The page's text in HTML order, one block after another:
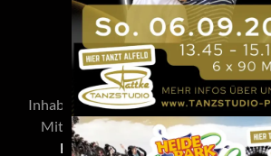
TANZSTUDIO
Inhaber Patrick Pattke / Studioleitung
Mitglied im Berufsverband
BRUNKER STIEG 10 – 31061